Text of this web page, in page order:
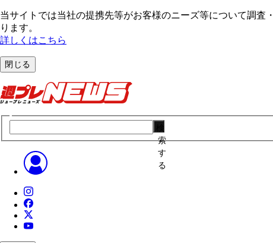
当サイトでは当社の提携先等がお客様のニーズ等について調査
ります。
詳しくはこちら
閉じる
索
す
る